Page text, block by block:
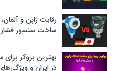
رقابت ژاپن و
ساخت سنسور فشار
بهترین بروکر برای
در ایران و